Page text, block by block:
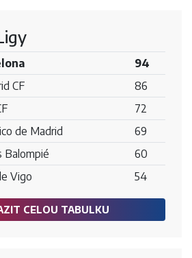
94
CF
86
72
de Madrid
69
60
Vigo 54
CELOU TABULKU